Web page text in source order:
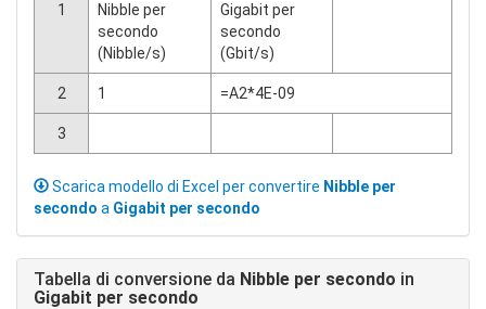
1
Nibble per
secondo
(Nibble/s)
Gigabit per
secondo
(Gbit/s)
2 1 =A2*4E-09
3
Scarica modello di Excel per convertire Nibble per
secondo a Gigabit per secondo
Tabella di conversione da Nibble per secondo in
Gigabit per secondo